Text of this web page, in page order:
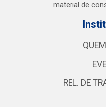
material de
REL. DE